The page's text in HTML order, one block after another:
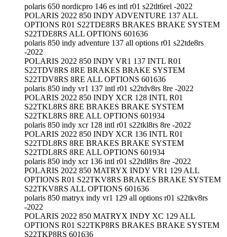
polaris 650 nordicpro 146 es intl r01 s22tlt6rel -2022
POLARIS 2022 850 INDY ADVENTURE 137 ALL
OPTIONS R01 S22TDE8RS BRAKES BRAKE SYSTEM
S22TDE8RS ALL OPTIONS 601636
polaris 850 indy adventure 137 all options r01 s22tde8rs
-2022
POLARIS 2022 850 INDY VR1 137 INTL R01
S22TDV8RS 8RE BRAKES BRAKE SYSTEM
S22TDV8RS 8RE ALL OPTIONS 601636
polaris 850 indy vr1 137 intl r01 s22tdv8rs 8re -2022
POLARIS 2022 850 INDY XCR 128 INTL R01
S22TKL8RS 8RE BRAKES BRAKE SYSTEM
S22TKL8RS 8RE ALL OPTIONS 601934
polaris 850 indy xcr 128 intl r01 s22tkl8rs 8re -2022
POLARIS 2022 850 INDY XCR 136 INTL R01
S22TDL8RS 8RE BRAKES BRAKE SYSTEM
S22TDL8RS 8RE ALL OPTIONS 601934
polaris 850 indy xcr 136 intl r01 s22tdl8rs 8re -2022
POLARIS 2022 850 MATRYX INDY VR1 129 ALL
OPTIONS R01 S22TKV8RS BRAKES BRAKE SYSTEM
S22TKV8RS ALL OPTIONS 601636
polaris 850 matryx indy vr1 129 all options r01 s22tkv8rs
-2022
POLARIS 2022 850 MATRYX INDY XC 129 ALL
OPTIONS R01 S22TKP8RS BRAKES BRAKE SYSTEM
S22TKP8RS 601636